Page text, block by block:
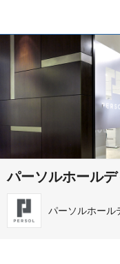
パーソルホール
パーソルホール